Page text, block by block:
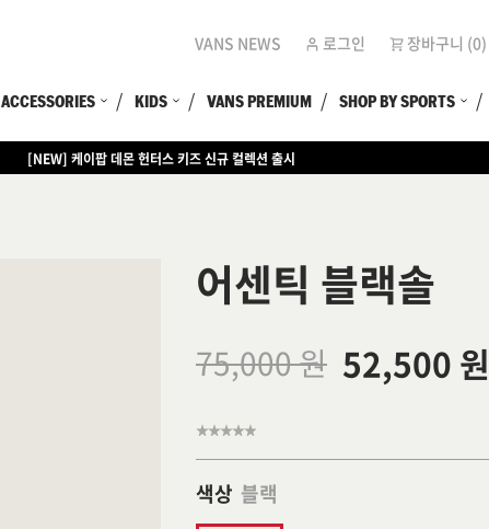
VANS NEWS 로그인 장바구니 (0)
ACCESSORIES KIDS VANS PREMIUM SHOP BY SPORTS
[NEW] 케이팝 데몬 헌터스 키즈 신규 컬렉션 출시
[EVENT] 15만원 이상 구매 시 쿨러백 증정
어센틱 블랙솔
75,000 원 52,500 원
색상 블랙